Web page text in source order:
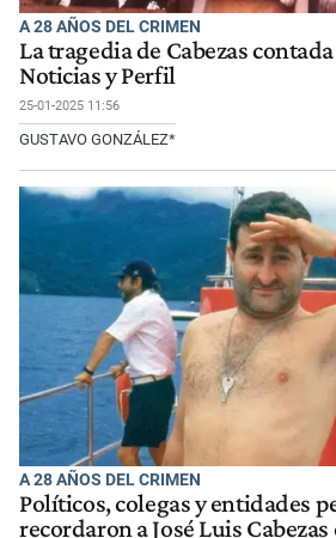
A 28 AÑOS DEL CRIMEN
La tragedia de Cabezas
Noticias y Perfil
25-01-2025 11:56
GUSTAVO GONZÁLEZ*
A 28 AÑOS DEL CRIMEN
Políticos, colegas y entidades
recordaron a José Luis